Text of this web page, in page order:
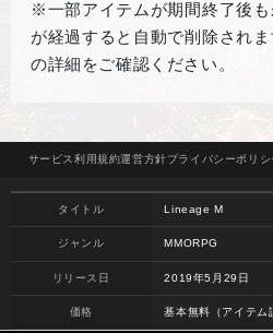
※一部アイテムが期間終了後
が経過すると自動で削除され
の詳細をご確認ください。
サービス利用規約運営方針プライバシーポリシ
タイトル Lineage M
ジャンル MMORPG
リリース日 2019年5月29日
価格 基本無料（アイテム